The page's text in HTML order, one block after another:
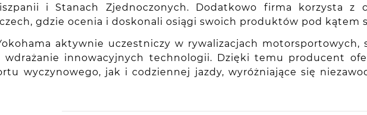
i Stanach Zjednoczonych. Dodatkowo firma korzysta
gdzie ocenia i doskonali osiągi swoich produktów pod kątem
aktywnie uczestniczy w rywalizacjach motorsportowych,
wdrażanie innowacyjnych technologii. Dzięki temu producent
wyczynowego, jak i codziennej jazdy, wyróżniające się